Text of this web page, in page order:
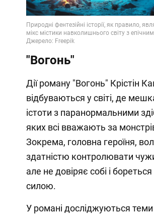
Video
"Вогонь"
Дії роману "Вогонь" Крістін
відбуваються у світі, де
істоти з паранормальними
яких всі вважають за
Зокрема, головна героїня,
здатністю контролювати
але не довіряє собі і
силою.
У романі досліджуються теми